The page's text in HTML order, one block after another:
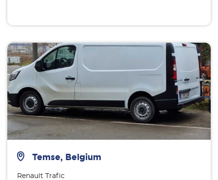
Temse, Belgium
Renault Trafic